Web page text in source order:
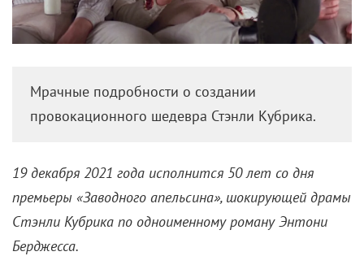
Мрачные подробности о создании
провокационного шедевра Стэнли Кубрика.
19 декабря 2021 года исполнится 50 лет со дня
премьеры «Заводного апельсина», шокирующей драмы
Стэнли Кубрика по одноименному роману Энтони
Берджесса.